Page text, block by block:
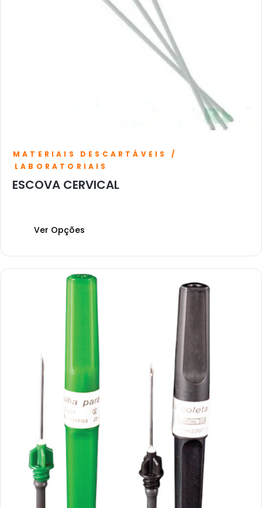
MATERIAIS DESCARTÁVEIS /
LABORATORIAIS
ESCOVA CERVICAL
Ver Opções